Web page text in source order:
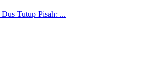
Tutup Pisah: ...